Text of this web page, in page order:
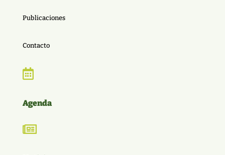
Publicaciones
Contacto

Agenda
